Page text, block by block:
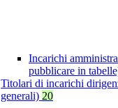
Incarichi
pubblicare in
Titolari di incarichi
generali) 20